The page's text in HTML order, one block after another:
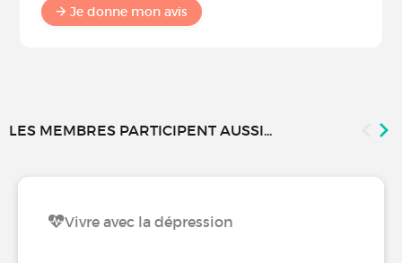
Je donne mon avis
LES MEMBRES PARTICIPENT AUSSI...
Vivre avec la dépression